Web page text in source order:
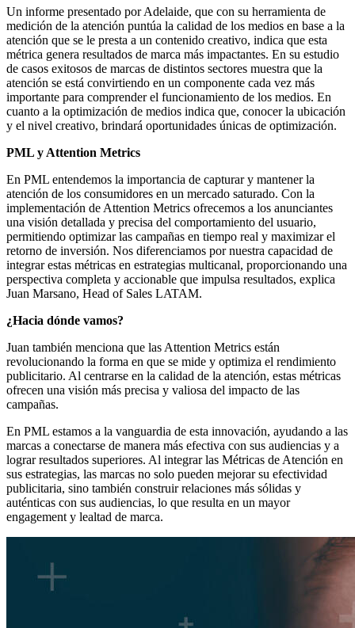
Un informe presentado por Adelaide, que con su herramienta de
medición de la atención puntúa la calidad de los medios en base a la
atención que se le presta a un contenido creativo, indica que esta
métrica genera resultados de marca más impactantes. En su estudio
de casos exitosos de marcas de distintos sectores muestra que la
atención se está convirtiendo en un componente cada vez más
importante para comprender el funcionamiento de los medios. En
cuanto a la optimización de medios indica que, conocer la ubicación
y el nivel creativo, brindará oportunidades únicas de optimización.
PML y Attention Metrics
En PML entendemos la importancia de capturar y mantener la
atención de los consumidores en un mercado saturado. Con la
implementación de Attention Metrics ofrecemos a los anunciantes
una visión detallada y precisa del comportamiento del usuario,
permitiendo optimizar las campañas en tiempo real y maximizar el
retorno de inversión. Nos diferenciamos por nuestra capacidad de
integrar estas métricas en estrategias multicanal, proporcionando una
perspectiva completa y accionable que impulsa resultados, explica
Juan Marsano, Head of Sales LATAM.
¿Hacia dónde vamos?
Juan también menciona que las Attention Metrics están
revolucionando la forma en que se mide y optimiza el rendimiento
publicitario. Al centrarse en la calidad de la atención, estas métricas
ofrecen una visión más precisa y valiosa del impacto de las
campañas.
En PML estamos a la vanguardia de esta innovación, ayudando a las
marcas a conectarse de manera más efectiva con sus audiencias y a
lograr resultados superiores. Al integrar las Métricas de Atención en
sus estrategias, las marcas no solo pueden mejorar su efectividad
publicitaria, sino también construir relaciones más sólidas y
auténticas con sus audiencias, lo que resulta en un mayor
engagement y lealtad de marca.